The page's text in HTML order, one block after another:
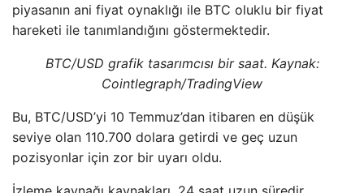
piyasanın ani fiyat oynaklığı ile BTC oluklu bir fiyat
hareketi ile tanımlandığını göstermektedir.
BTC/USD grafik tasarımcısı bir saat. Kaynak:
Cointlegraph/TradingView
Bu, BTC/USD’yi 10 Temmuz’dan itibaren en düşük
seviye olan 110.700 dolara getirdi ve geç uzun
pozisyonlar için zor bir uyarı oldu.